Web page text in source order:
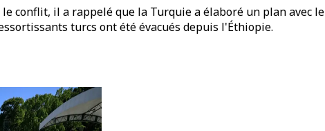
conflit, il a rappelé que la Turquie a élaboré un plan avec
turcs ont été évacués depuis l'Éthiopie.